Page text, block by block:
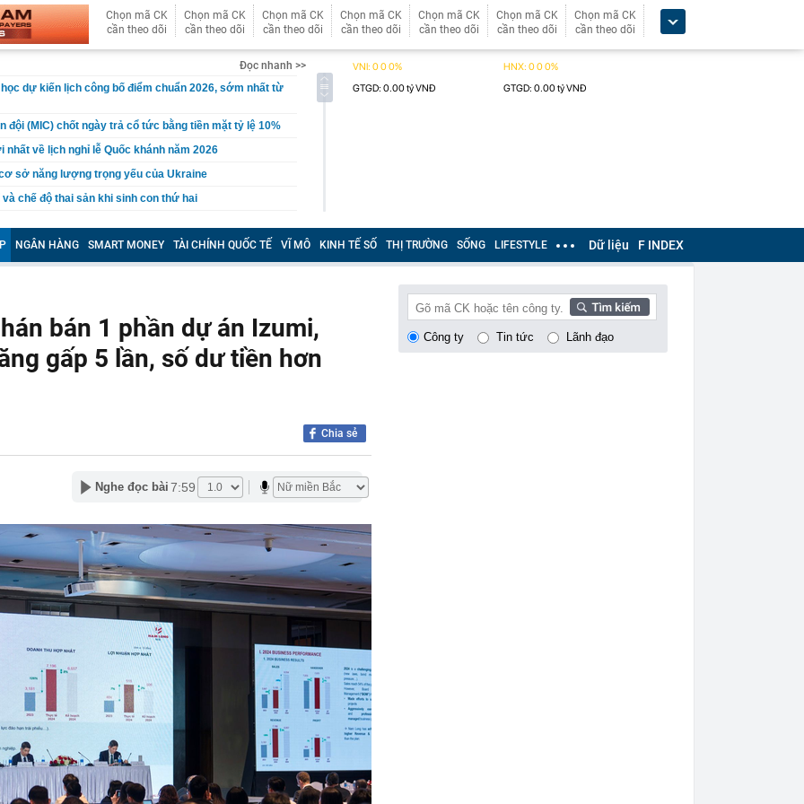
Chọn mã CK
cần theo dõi
Chọn mã CK
cần theo dõi
Chọn mã CK
cần theo dõi
Chọn mã CK
cần theo dõi
Chọn mã CK
cần theo dõi
Chọn mã CK
cần theo dõi
Chọn mã CK
cần theo dõi
Đọc nhanh >>
dự kiến lịch công bố điểm chuẩn 2026, sớm nhất từ
đội (MIC) chốt ngày trả cổ tức bằng tiền mặt tỷ lệ 10%
nhất về lịch nghỉ lễ Quốc khánh năm 2026
sở năng lượng trọng yếu của Ukraine
chế độ thai sản khi sinh con thứ hai
hơn' ở một điểm
cà phê đều có 3 size đồ uống?
Cao Minh SN 2000
hàng vừa mua gần 20 tấn vàng
top đẹp nhất thế giới: Về Việt Nam làm Á hậu là phụ,
tác không thể tự quyết định giá
thói quen này chứng tỏ họ đang sống giả tạo với chính
báo quan trọng đến người thường xuyên nhận tiền
siêu đập thủy điện lớn nhất thế giới, gấp 3 lần Tam
giềng Tây Nam lo ngại, lập tức ra đề nghị với Bắc
chuyển 1,1 tỷ đồng vào tài khoản của chính mình, người
an chặn giao dịch
1.450 tấn cùng nâng khung thép 125 tấn cho nhà hát
NGÂN HÀNG SMART MONEY TÀI CHÍNH QUỐC TẾ VĨ MÔ KINH TẾ SỐ THỊ TRƯỜNG SỐNG LIFESTYLE Dữ liệu F INDEX
bán 1 phần dự án Izumi,
gấp 5 lần, số dư tiền hơn
Chia sẻ
Nghe đọc bài 7:59
Công ty Tin tức Lãnh đạo